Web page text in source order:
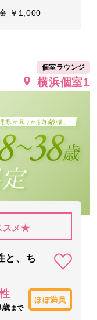
￥1,000
個室ラウンジ
横浜個室1
スメ★
と、ち
まで
ほぼ満員